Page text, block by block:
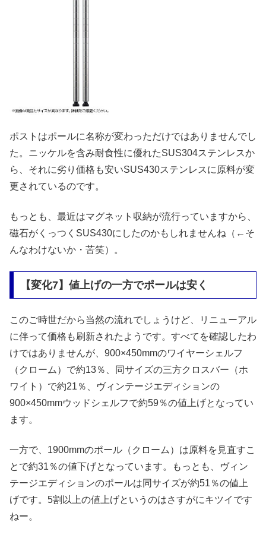
ポストはポールに名称が変わっただけではありませんでし
た。ニッケルを含み耐食性に優れたSUS304ステンレスか
ら、それに劣り価格も安いSUS430ステンレスに原料が変
更されているのです。
もっとも、最近はマグネット収納が流行っていますから、
磁石がくっつくSUS430にしたのかもしれませんね（←そ
んなわけないか・苦笑）。
【変化7】値上げの一方でポールは安く
このご時世だから当然の流れでしょうけど、リニューアル
に伴って価格も刷新されたようです。すべてを確認したわ
けではありませんが、900×450mmのワイヤーシェルフ
（クローム）で約13％、同サイズの三方クロスバー（ホ
ワイト）で約21％、ヴィンテージエディションの
900×450mmウッドシェルフで約59％の値上げとなってい
ます。
一方で、1900mmのポール（クローム）は原料を見直すこ
とで約31％の値下げとなっています。もっとも、ヴィン
テージエディションのポールは同サイズが約51％の値上
げです。5割以上の値上げというのはさすがにキツイです
ねー。